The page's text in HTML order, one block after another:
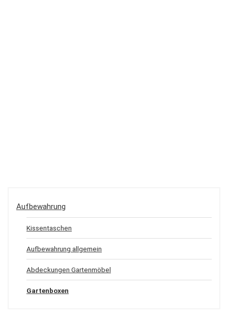
Aufbewahrung
Kissentaschen
Aufbewahrung allgemein
Abdeckungen Gartenmöbel
Gartenboxen